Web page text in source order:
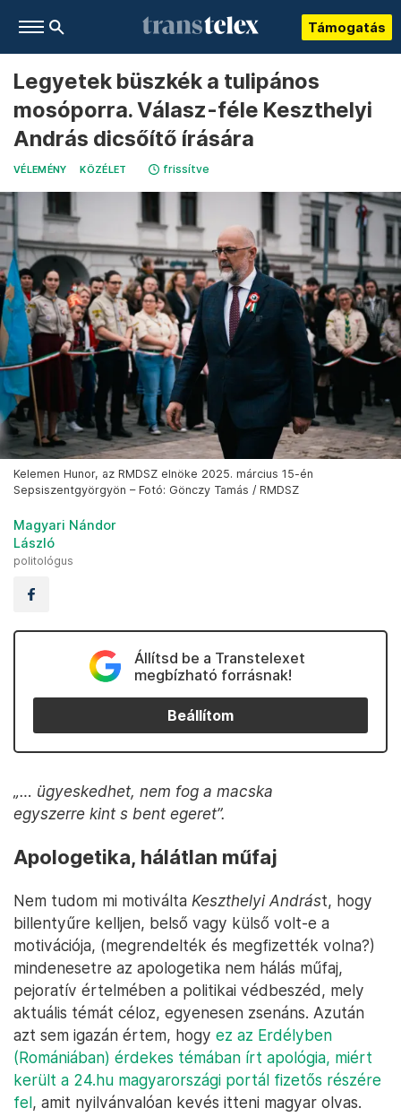
Támogatás
Legyetek büszkék a tulipános
mosóporra. Válasz-féle Keszthelyi
András dicsőítő írására
VÉLEMÉNY KÖZÉLET frissítve
Kelemen Hunor, az RMDSZ elnöke 2025. március 15-én
Sepsiszentgyörgyön – Fotó: Gönczy Tamás / RMDSZ
Magyari Nándor
László
politológus
Állítsd be a Transtelexet
megbízható forrásnak!
Beállítom
„… ügyeskedhet, nem fog a macska
egyszerre kint s bent egeret”.
Apologetika, hálátlan műfaj
Nem tudom mi motiválta Keszthelyi Andrást, hogy
billentyűre kelljen, belső vagy külső volt-e a
motivációja, (megrendelték és megfizették volna?)
mindenesetre az apologetika nem hálás műfaj,
pejoratív értelmében a politikai védbeszéd, mely
aktuális témát céloz, egyenesen zsenáns. Azután
azt sem igazán értem, hogy ez az Erdélyben
(Romániában) érdekes témában írt apológia, miért
került a 24.hu magyarországi portál fizetős részére
fel, amit nyilvánvalóan kevés itteni magyar olvas.